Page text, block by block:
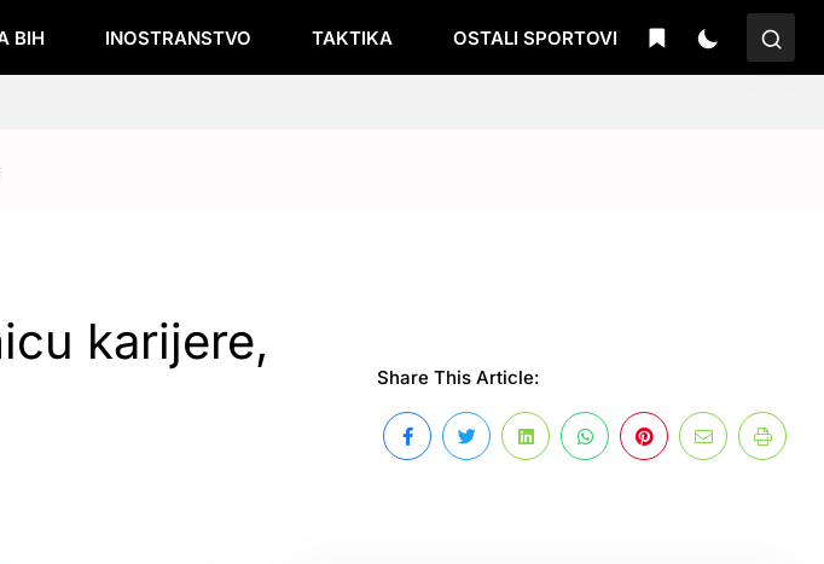
BIH INOSTRANSTVO TAKTIKA OSTALI SPORTOVI
karijere,
Share This Article: